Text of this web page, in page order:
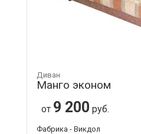
Диван
Манго эконом
от 9 200 руб.
Фабрика - Викдол